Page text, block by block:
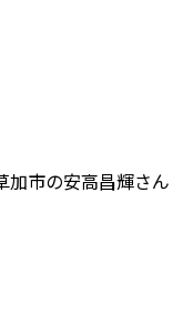
加市の安高昌輝さん